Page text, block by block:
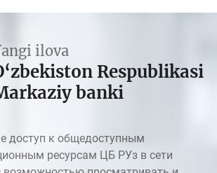
ilova
Respublikasi
banki
доступ к общедоступным
ресурсам ЦБ РУз в сети